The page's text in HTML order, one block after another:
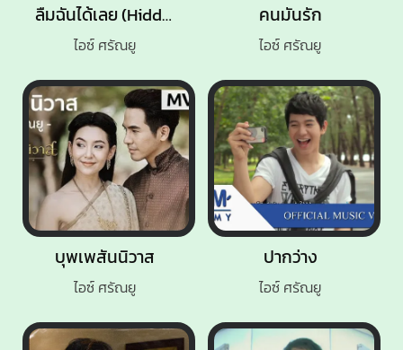
บุพเพสันนิวาส
ไอซ์ ศรัณยู
คนมันรัก
ไอซ์ ศรัณยู
ปากว่าง
ไอซ์ ศรัณยู
ลืมฉันได้เลย (Hidden Key)
ไอซ์ ศรัณยู